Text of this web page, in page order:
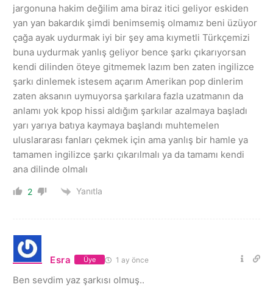
jargonuna hakim değilim ama biraz itici geliyor eskiden
yan yan bakardık şimdi benimsemiş olmamız beni üzüyor
çağa ayak uydurmak iyi bir şey ama kıymetli Türkçemizi
buna uydurmak yanlış geliyor bence şarkı çıkarıyorsan
kendi dilinden öteye gitmemek lazım ben zaten ingilizce
şarkı dinlemek istesem açarım Amerikan pop dinlerim
zaten aksanın uymuyorsa şarkılara fazla uzatmanın da
anlamı yok kpop hissi aldığım şarkılar azalmaya başladı
yarı yarıya batıya kaymaya başlandı muhtemelen
uluslararası fanları çekmek için ama yanlış bir hamle ya
tamamen ingilizce şarkı çıkarılmalı ya da tamamı kendi
ana dilinde olmalı
2 Yanıtla
Esra Üye 1 ay önce
Ben sevdim yaz şarkısı olmuş..